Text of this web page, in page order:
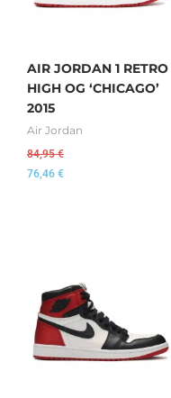
AIR JORDAN 1 RETRO
HIGH OG ‘CHICAGO’
2015
Air Jordan
84,95€
76,46 €